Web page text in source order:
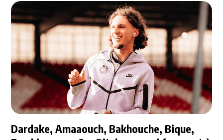
Dardake, Amaaouch, Bakhouche, Bique,